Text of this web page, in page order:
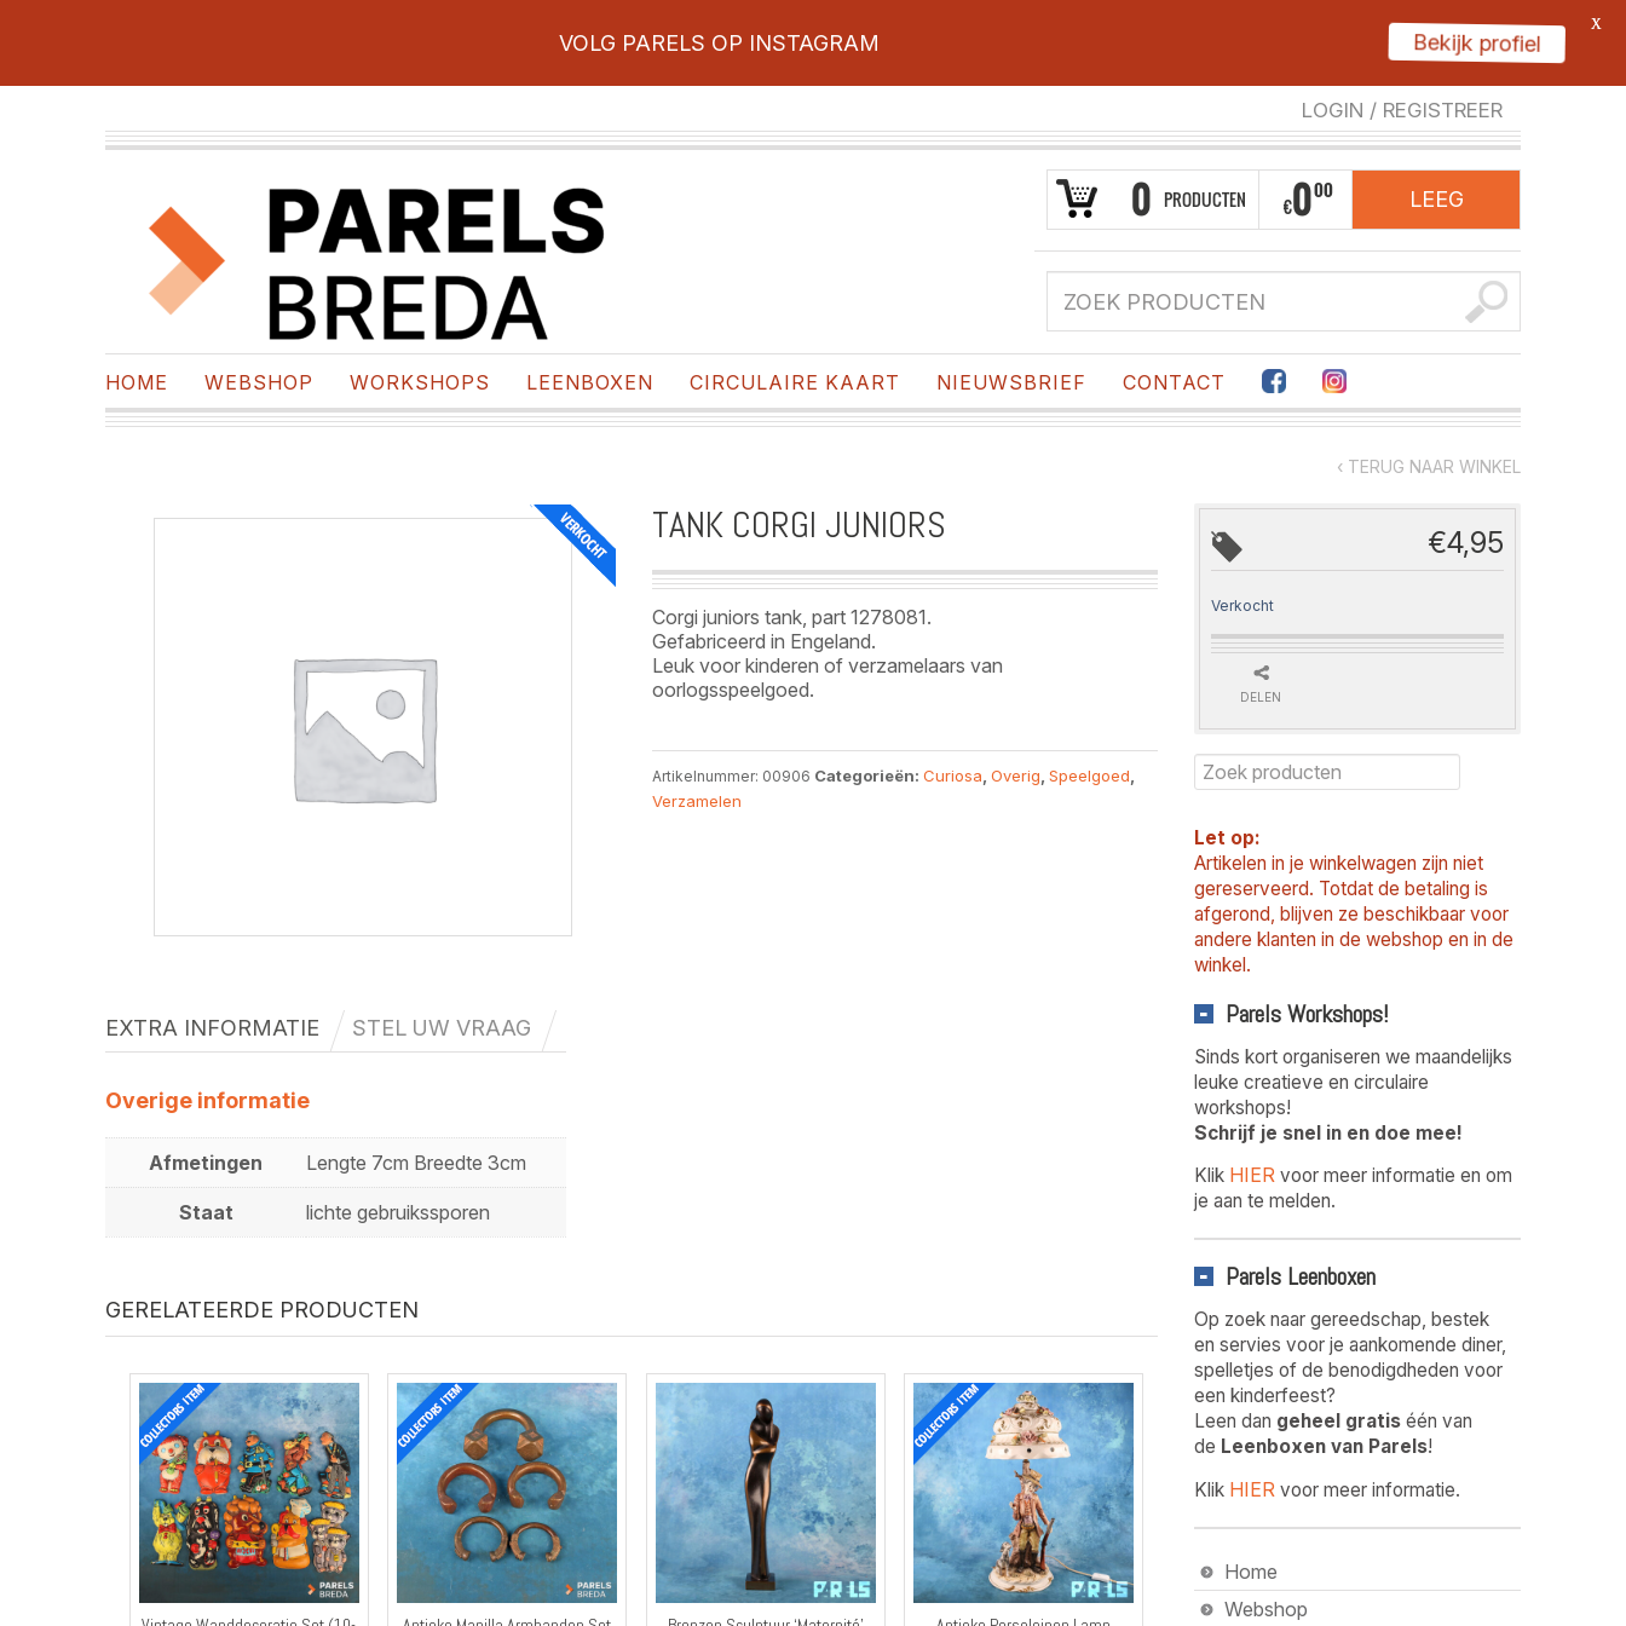
LOGIN / REGISTREER
0 PRODUCTEN €000 LEEG
HOME WEBSHOP WORKSHOPS LEENBOXEN CIRCULAIRE KAART NIEUWSBRIEF CONTACT
‹ TERUG NAAR WINKEL
TANK CORGI JUNIORS
Corgi juniors tank, part 1278081.
Gefabriceerd in Engeland.
Leuk voor kinderen of verzamelaars van
oorlogsspeelgoed.
Artikelnummer: 00906 Categorieën:Curiosa ,Overig ,Speelgoed
Verzamelen
EXTRA INFORMATIE STEL UW VRAAG
Overige informatie
Afmetingen Lengte 7cm Breedte 3cm
Staat lichte gebruikssporen
GERELATEERDE PRODUCTEN
€4,95
Verkocht
DELEN
Let op:
Artikelen in je winkelwagen zijn niet
gereserveerd. Totdat de betaling is
afgerond, blijven ze beschikbaar voor
andere klanten in de webshop en in de
winkel.
Parels Workshops!
Sinds kort organiseren we maandelijks
leuke creatieve en circulaire
workshops!
Schrijf je snel in en doe mee!
Klik HIER voor meer informatie en om
je aan te melden.
Parels Leenboxen
Op zoek naar gereedschap, bestek
en servies voor je aankomende diner,
spelletjes of de benodigdheden voor
een kinderfeest?
Leen dan geheel gratis één van
de Leenboxen van Parels!
Klik HIER voor meer informatie.
Home
Webshop
VOLG PARELS OP INSTAGRAM Bekijk profiel
X